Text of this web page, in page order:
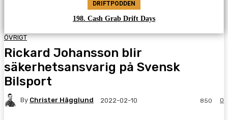
DRIFTPODDEN
198. Cash Grab Drift Days
ÖVRIGT
Rickard Johansson blir
säkerhetsansvarig på Svensk
Bilsport
By Christer Hägglund 2022-02-10 0
850